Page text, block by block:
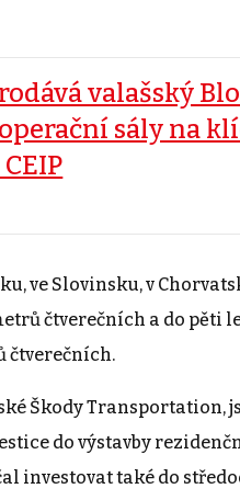
valašský
sály na
ve Slovinsku, v
čtverečních a do pěti
čtverečních.
Škody Transportation,
do výstavby
investovat také do